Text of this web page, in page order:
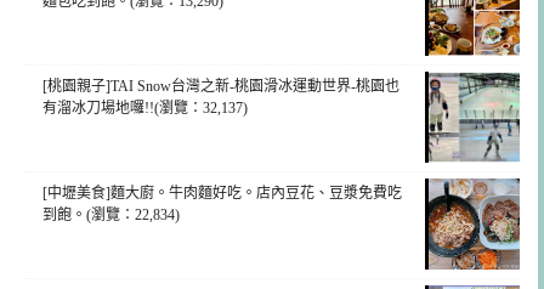
[桃園親子]TAI Snow台灣之新-桃園滑冰運動世界-桃園也
有溜冰刀場地囉!!(瀏覽：32,137)
[中壢美食]麵大廚。牛肉麵好吃。店內豆花、豆漿免費吃
到飽。(瀏覽：22,834)